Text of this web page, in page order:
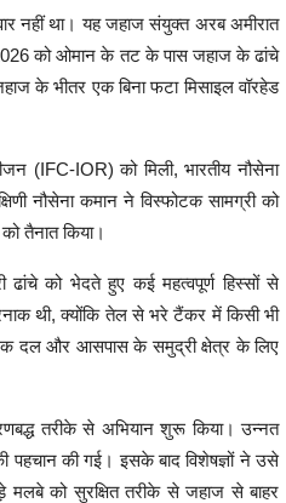
नहीं था। यह जहाज संयुक्त अरब अमीरात
को ओमान के तट के पास जहाज के ढांचे
के भीतर एक बिना फटा मिसाइल वॉरहेड
(IFC-IOR) को मिली, भारतीय नौसेना
नौसेना कमान ने विस्फोटक सामग्री को
तैनात किया।
ढांचे को भेदते हुए कई महत्वपूर्ण हिस्सों से
थी, क्योंकि तेल से भरे टैंकर में किसी भी
दल और आसपास के समुद्री क्षेत्र के लिए
तरीके से अभियान शुरू किया। उन्नत
पहचान की गई। इसके बाद विशेषज्ञों ने उसे
मलबे को सुरक्षित तरीके से जहाज से बाहर